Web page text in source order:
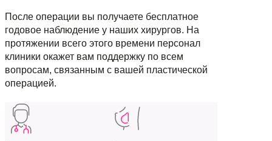
После операции вы получаете бесплатное
годовое наблюдение у наших хирургов. На
протяжении всего этого времени персонал
клиники окажет вам поддержку по всем
вопросам, связанным с вашей пластической
операцией.